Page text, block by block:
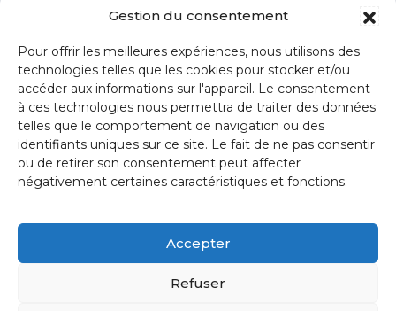
Gestion du consentement
Pour offrir les meilleures expériences, nous utilisons des
technologies telles que les cookies pour stocker et/ou
accéder aux informations sur l'appareil. Le consentement
à ces technologies nous permettra de traiter des données
telles que le comportement de navigation ou des
identifiants uniques sur ce site. Le fait de ne pas consentir
ou de retirer son consentement peut affecter
négativement certaines caractéristiques et fonctions.
Accepter
Refuser
- 25440Quingey